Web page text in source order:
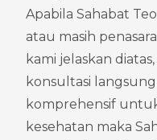
Apabila Sahabat
atau masih
kami jelaskan
konsultasi
komprehensif
kesehatan maka